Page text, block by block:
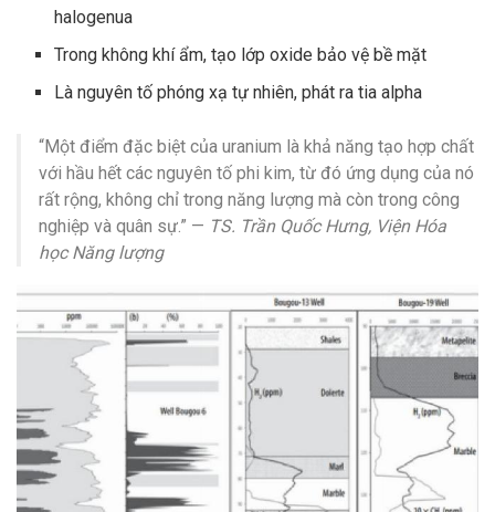
halogenua
Trong không khí ẩm, tạo lớp oxide bảo vệ bề mặt
Là nguyên tố phóng xạ tự nhiên, phát ra tia alpha
“Một điểm đặc biệt của uranium là khả năng tạo hợp chất
với hầu hết các nguyên tố phi kim, từ đó ứng dụng của nó
rất rộng, không chỉ trong năng lượng mà còn trong công
nghiệp và quân sự.” — TS. Trần Quốc Hưng, Viện Hóa
học Năng lượng